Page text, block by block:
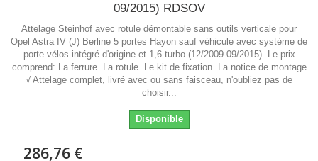
09/2015) RDSOV
Attelage Steinhof avec rotule démontable sans outils verticale pour
Opel Astra IV (J) Berline 5 portes Hayon sauf véhicule avec système de
porte vélos intégré d'origine et 1,6 turbo (12/2009-09/2015). Le prix
comprend: La ferrure La rotule Le kit de fixation La notice de montage
√ Attelage complet, livré avec ou sans faisceau, n'oubliez pas de
choisir...
Disponible
286,76 €